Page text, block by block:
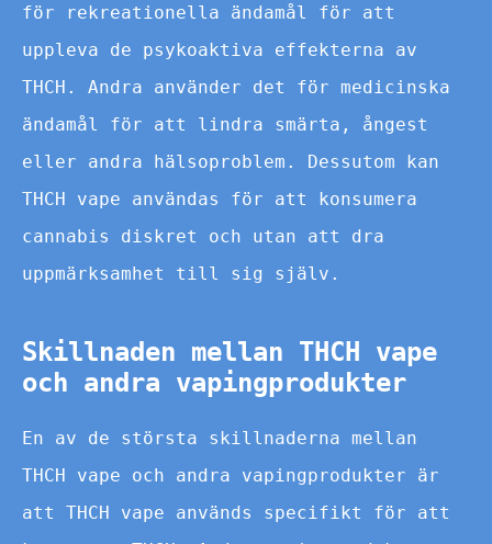
för rekreationella ändamål för att
uppleva de psykoaktiva effekterna av
THCH. Andra använder det för medicinska
ändamål för att lindra smärta, ångest
eller andra hälsoproblem. Dessutom kan
THCH vape användas för att konsumera
cannabis diskret och utan att dra
uppmärksamhet till sig själv.
Skillnaden mellan THCH vape
och andra vapingprodukter
En av de största skillnaderna mellan
THCH vape och andra vapingprodukter är
att THCH vape används specifikt för att